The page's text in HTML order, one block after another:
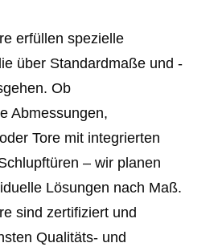
erfüllen spezielle
über Standardmaße und -
Ob
Abmessungen,
Tore mit integrierten
– wir planen
Lösungen nach Maß.
sind zertifiziert und
Qualitäts- und